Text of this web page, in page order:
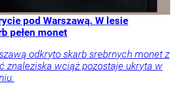
pod Warszawą. W lesie
pełen monet
odkryto skarb srebrnych monet z
znaleziska wciąż pozostaje ukryta w